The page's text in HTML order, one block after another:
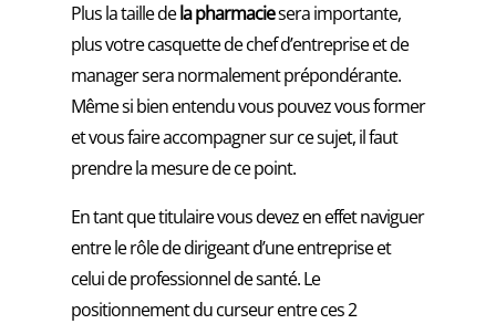
Plus la taille dela pharmaciesera importante,
plus votre casquette de chef d’entreprise et de
manager sera normalement prépondérante.
Même si bien entendu vous pouvez vous former
et vous faire accompagner sur ce sujet, il faut
prendre la mesure de ce point.
En tant que titulaire vous devez en effet naviguer
entre le rôle de dirigeant d’une entreprise et
celui de professionnel de santé. Le
positionnement du curseur entre ces 2